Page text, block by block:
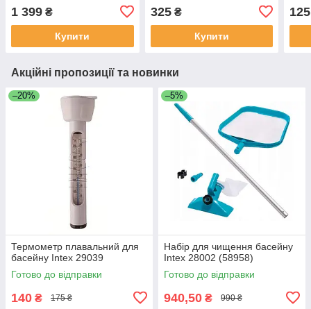
1 399 ₴
Купити
325₴
Купити
125
Акційні пропозиції та новинки
–20%
Термометр плавальний для
басейну Intex 29039
Готово до відправки
140 ₴ 175 ₴
–5%
Набір для чищення басейну
Intex 28002 (58958)
Готово до відправки
940,50 ₴ 990 ₴